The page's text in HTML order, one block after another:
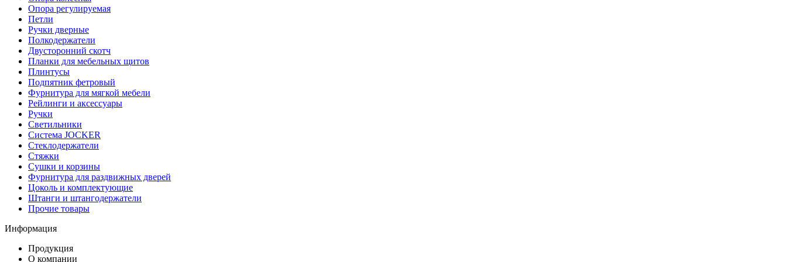
Опора регулируемая
Петли
Ручки дверные
Полкодержатели
Двусторонний скотч
Планки для мебельных щитов
Плинтусы
Подпятник фетровый
Фурнитура для мягкой мебели
Рейлинги и аксессуары
Ручки
Светильники
Система JOCKER
Стеклодержатели
Стяжки
Сушки и корзины
Фурнитура для раздвижных дверей
Цоколь и комплектующие
Штанги и штангодержатели
Прочие товары
Информация
Продукция
О компании